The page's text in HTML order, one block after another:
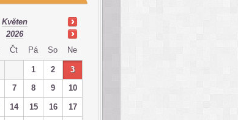
Květen
2026
Čt Pá So Ne
1 2
3
7 8 9 10
14 15 16
17